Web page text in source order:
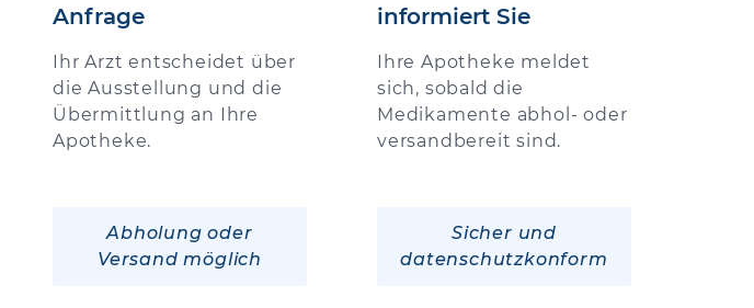
Anfrage
Ihr Arzt entscheidet über
die Ausstellung und die
Übermittlung an Ihre
Apotheke.
Abholung oder
Versand möglich
informiert Sie
Ihre Apotheke meldet
sich, sobald die
Medikamente abhol- oder
versandbereit sind.
Sicher und
datenschutzkonform